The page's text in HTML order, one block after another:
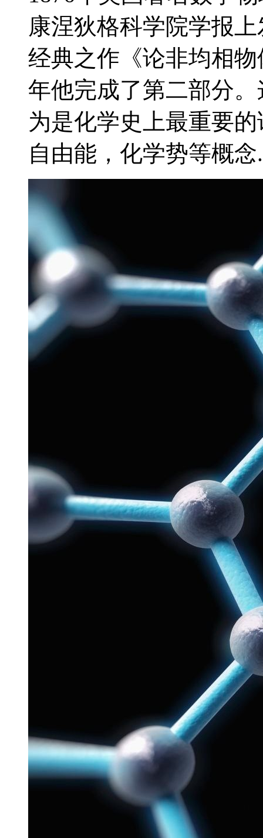
康涅狄格科学院学报
经典之作《论非均相
年他完成了第二部分
为是化学史上最重要
自由能，化学势等概念